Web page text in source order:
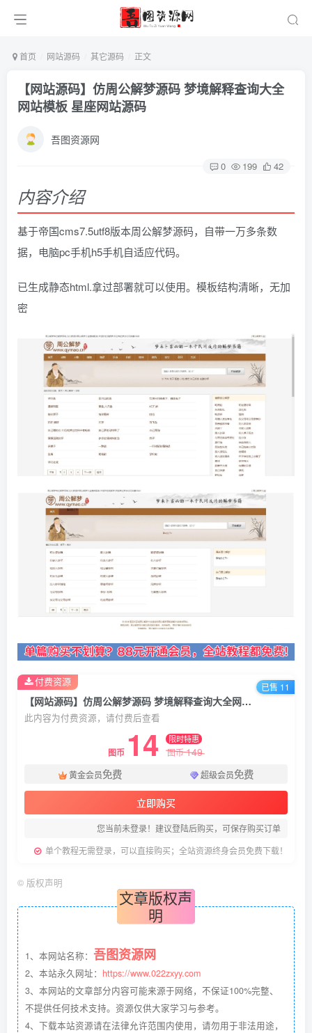
首页 网站源码 其它源码 正文
【网站源码】仿周公解梦源码 梦境解释查询大全
网站模板 星座网站源码
吾图资源网
0 199 42
内容介绍
基于帝国cms7.5utf8版本周公解梦源码，自带一万多条数
据，电脑pc手机h5手机自适应代码。
已生成静态html.拿过部署就可以使用。模板结构清晰，无加
密
【网站源码】仿周公解梦源码 梦境解释查询大全网站模板 星座网站源码
此内容为付费资源，请付费后查看
图币 14 限时特惠
图币149
黄金会员免费 超级会员免费
立即购买
您当前未登录！建议登陆后购买，可保存购买订单
单个教程无需登录，可以直接购买；全站资源终身会员免费下载！
付费资源 已售 11
© 版权声明
文章版权声
明
1、本网站名称： 吾图资源网
2、本站永久网址： https://www.022zxyy.com
3、本网站的文章部分内容可能来源于网络，不保证100%完整、
不提供任何技术支持。资源仅供大家学习与参考。
4、下载本站资源请在法律允许范围内使用，请勿用于非法用途，